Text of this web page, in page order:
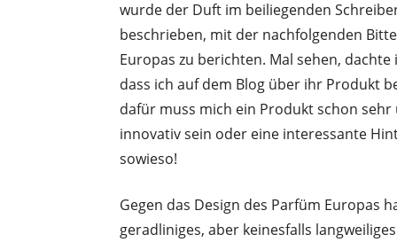
wurde der Duft im beiliegenden
beschrieben, mit der nachfolgenden
Europas zu berichten. Mal sehen,
dass ich auf dem Blog über ihr Produkt
dafür muss mich ein Produkt schon
innovativ sein oder eine interessante
sowieso!
Gegen das Design des Parfüm Europas
geradliniges, aber keinesfalls